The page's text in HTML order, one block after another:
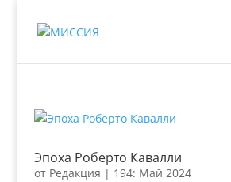
Эпоха Роберто Кавалли
от Редакция | 194: Май 2024